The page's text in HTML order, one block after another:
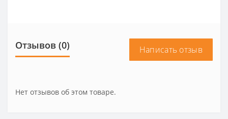
Отзывов (0) Написать отзыв
Нет отзывов об этом товаре.